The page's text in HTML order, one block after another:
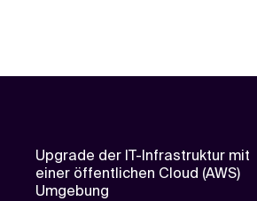
Upgrade der IT-Infrastruktur mit
einer öffentlichen Cloud (AWS)
Umgebung